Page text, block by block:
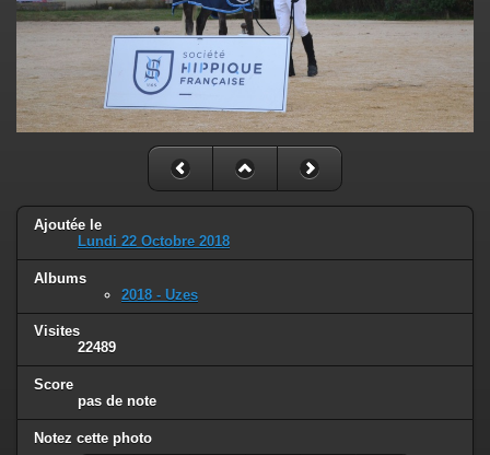
Ajoutée le
Lundi 22 Octobre 2018
Albums
2018 - Uzes
Visites
22489
Score
pas de note
Notez cette photo